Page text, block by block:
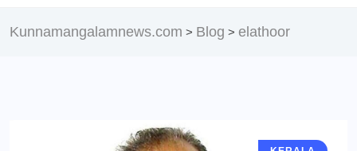
Kunnamangalamnews.com > Blog > elathoor